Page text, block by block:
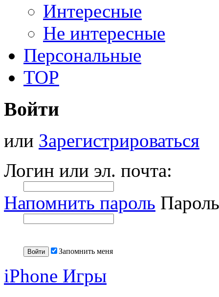
Интересные
Не интересные
Персональные
TOP
Войти
или Зарегистрироваться
Логин или эл. почта:
Напомнить пароль
Запомнить меня
iPhone Игры